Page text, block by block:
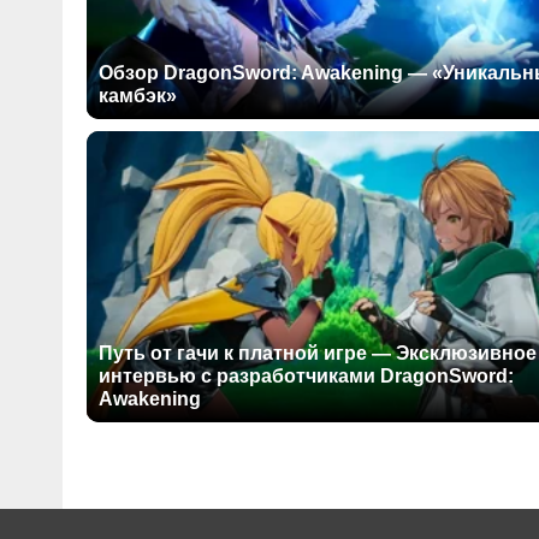
Обзор DragonSword: Awakening —
камбэк»
Путь от гачи к платной игре — Эксклюзивное
интервью с разработчиками DragonSword:
Awakening